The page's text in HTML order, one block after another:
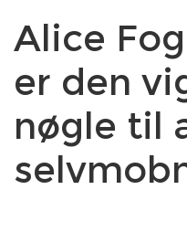
Alice
er den
nøgle til